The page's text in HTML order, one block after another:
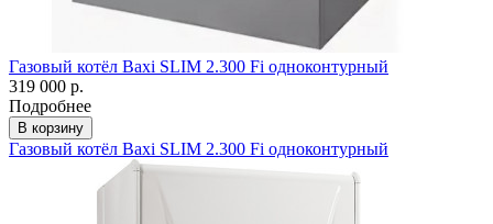
Газовый котёл Baxi SLIM 2.300 Fi одноконтурный
319 000 р.
Подробнее
В корзину
Газовый котёл Baxi SLIM 2.300 Fi одноконтурный